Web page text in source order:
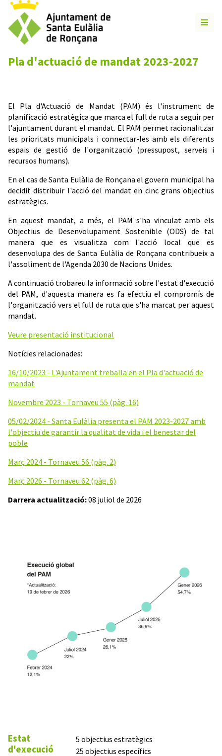
Pla d'actuació de mandat 2023-2027
El Pla d'Actuació de Mandat (PAM) és l'instrument de
planificació estratègica que marca el full de ruta a seguir per
l'ajuntament durant el mandat. El PAM permet racionalitzar
les prioritats municipals i connectar-les amb els diferents
espais de gestió de l'organització (pressupost, serveis i
recursos humans).
En el cas de Santa Eulàlia de Ronçana el govern municipal ha
decidit distribuir l'acció del mandat en cinc grans objectius
estratègics.
En aquest mandat, a més, el PAM s'ha vinculat amb els
Objectius de Desenvolupament Sostenible (ODS) de tal
manera que es visualitza com l'acció local que es
desenvolupa des de Santa Eulàlia de Ronçana contribueix a
l'assoliment de l'Agenda 2030 de Nacions Unides.
A continuació trobareu la informació sobre l'estat d'execució
del PAM, d'aquesta manera es fa efectiu el compromís de
l'organització vers el full de ruta que s'ha marcat per aquest
mandat.
Veure presentació institucional
Notícies relacionades:
16/10/2023 - L'Ajuntament treballa en el Pla d'actuació de
mandat
Novembre 2023 - Tornaveu 55 (pàg. 16)
05/02/2024 - Santa Eulàlia presenta el PAM 2023-2027 amb
l'objectiu de garantir la qualitat de vida i el benestar del
poble
Març 2024 - Tornaveu 56 (pàg. 2)
Març 2026 - Tornaveu 62 (pàg. 6)
Darrera actualització:08 juliol de 2026
Estat
d'execució
5 objectius estratègics
25 objectius específics